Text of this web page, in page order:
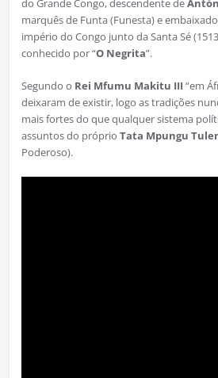
do Grande Congo, descendente de
marquês de Funta (Funesta) e
império do Congo junto da Santa Sé
conhecido por “O Negrita”.
Segundo o Rei Mfumu Makitu III “em
deixaram de existir, logo as tradições
mais fortes do que qualquer sistema
assuntos do próprio Tata Mpungu
Poderoso).